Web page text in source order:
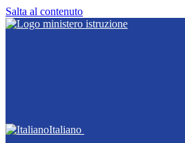
Salta al contenuto
Italiano